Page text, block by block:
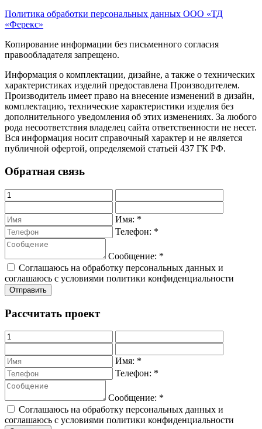
Политика обработки персональных данных ООО «ТД
«Ферекс»
Копирование информации без письменного согласия
правообладателя запрещено.
Информация о комплектации, дизайне, а также о технических
характеристиках изделий предоставлена Производителем.
Производитель имеет право на внесение изменений в дизайн,
комплектацию, технические характеристики изделия без
дополнительного уведомления об этих изменениях. За любого
рода несоответствия владелец сайта ответственности не несет.
Вся информация носит справочный характер и не является
публичной офертой, определяемой статьей 437 ГК РФ.
Обратная связь
Имя: *
Телефон: *
Сообщение: *
Соглашаюсь на обработку персональных данных и
соглашаюсь с условиями политики конфиденциальности
Рассчитать проект
Имя: *
Телефон: *
Сообщение: *
Соглашаюсь на обработку персональных данных и
соглашаюсь с условиями политики конфиденциальности